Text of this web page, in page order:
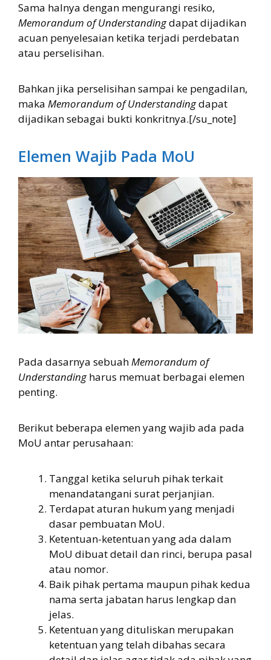
Sama halnya dengan mengurangi resiko,
Memorandum of Understandingdapat dijadikan
acuan penyelesaian ketika terjadi perdebatan
atau perselisihan.
Bahkan jika perselisihan sampai ke pengadilan,
maka Memorandum of Understandingdapat
dijadikan sebagai bukti konkritnya.[/su_note]
Elemen Wajib Pada MoU
Pada dasarnya sebuahMemorandum of
Understandingharus memuat berbagai elemen
penting.
Berikut beberapa elemen yang wajib ada pada
MoU antar perusahaan:
Tanggal ketika seluruh pihak terkait
menandatangani surat perjanjian.
Terdapat aturan hukum yang menjadi
dasar pembuatan MoU.
Ketentuan-ketentuan yang ada dalam
MoU dibuat detail dan rinci, berupa pasal
atau nomor.
Baik pihak pertama maupun pihak kedua
nama serta jabatan harus lengkap dan
jelas.
Ketentuan yang dituliskan merupakan
ketentuan yang telah dibahas secara